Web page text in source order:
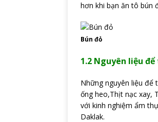
hơn khi bạn ăn tô bún
Bún đỏ
1.2 Nguyên liệu
Những nguyên liệu để
ống heo,Thịt nạc xay,
với kinh nghiệm ẩm
Daklak.